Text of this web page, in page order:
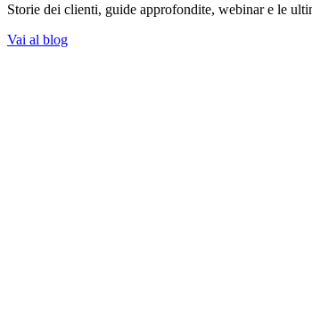
Storie dei clienti, guide approfondite, webinar e le
Vai al blog